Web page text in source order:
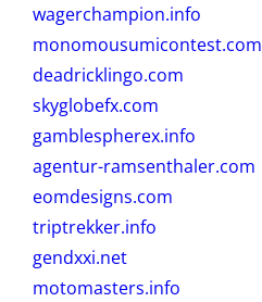
wagerchampion.info
monomousumicontest.com
deadricklingo.com
skyglobefx.com
gamblespherex.info
agentur-ramsenthaler.com
eomdesigns.com
triptrekker.info
gendxxi.net
motomasters.info